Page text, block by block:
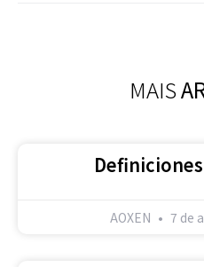
MAIS
AOXEN 7 de